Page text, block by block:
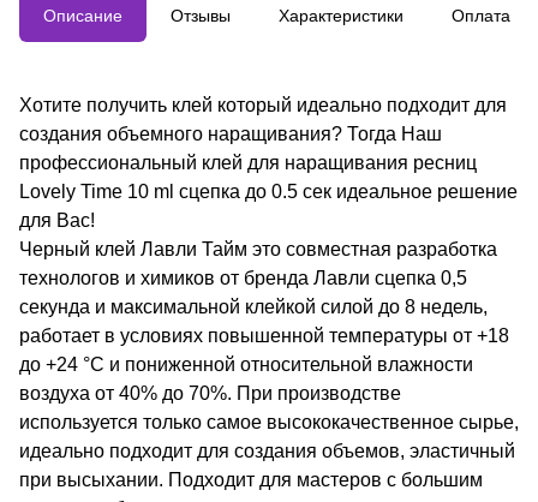
Описание Отзывы Характеристики Оплата
Хотите получить клей который идеально подходит для
создания объемного наращивания? Тогда Наш
профессиональный клей для наращивания ресниц
Lovely Time 10 ml сцепка до 0.5 сек идеальное решение
для Вас!
Черный клей Лавли Тайм это совместная разработка
технологов и химиков от бренда Лавли сцепка 0,5
секунда и максимальной клейкой силой до 8 недель,
работает в условиях повышенной температуры от +18
до +24 °С и пониженной относительной влажности
воздуха от 40% до 70%. При производстве
используется только самое высококачественное сырье,
идеально подходит для создания объемов, эластичный
при высыхании. Подходит для мастеров с большим